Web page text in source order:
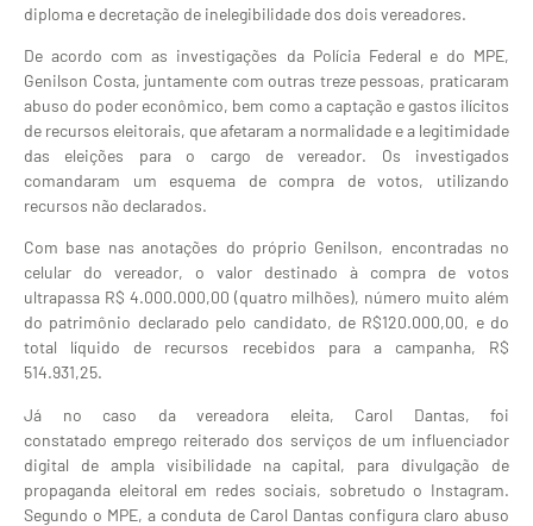
diploma e decretação de inelegibilidade dos dois vereadores.
De acordo com as investigações da Polícia Federal e do MPE,
Genilson Costa, juntamente com outras treze pessoas, praticaram
abuso do poder econômico, bem como a captação e gastos ilícitos
de recursos eleitorais, que afetaram a normalidade e a legitimidade
das eleições para o cargo de vereador. Os investigados
comandaram um esquema de compra de votos, utilizando
recursos não declarados.
Com base nas anotações do próprio Genilson, encontradas no
celular do vereador, o valor destinado à compra de votos
ultrapassa R$ 4.000.000,00 (quatro milhões), número muito além
do patrimônio declarado pelo candidato, de R$120.000,00, e do
total líquido de recursos recebidos para a campanha, R$
514.931,25.
Já no caso da vereadora eleita, Carol Dantas, foi
constatado emprego reiterado dos serviços de um influenciador
digital de ampla visibilidade na capital, para divulgação de
propaganda eleitoral em redes sociais, sobretudo o Instagram.
Segundo o MPE, a conduta de Carol Dantas configura claro abuso